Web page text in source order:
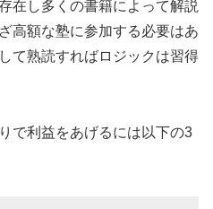
在し多くの書籍によって解説
高額な塾に参加する必要はあ
て熟読すればロジックは習得
で利益をあげるには以下の3